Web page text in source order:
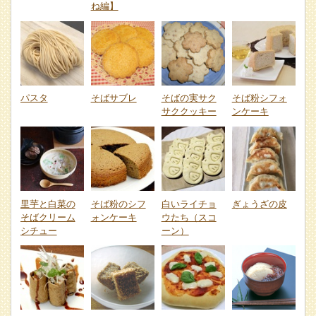
ね編】
パスタ そばサブレ
そばの実サク
サククッキー
そば粉シフォ
ンケーキ
里芋と白菜の
そばクリーム
シチュー
そば粉のシフ
ォンケーキ
白いライチョ
ウたち（スコ
ーン）
ぎょうざの皮